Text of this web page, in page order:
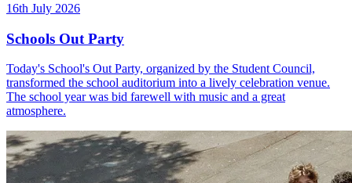
16th July 2026
Schools Out Party
Today's School's Out Party, organized by the Student Council,
transformed the school auditorium into a lively celebration venue.
The school year was bid farewell with music and a great
atmosphere.